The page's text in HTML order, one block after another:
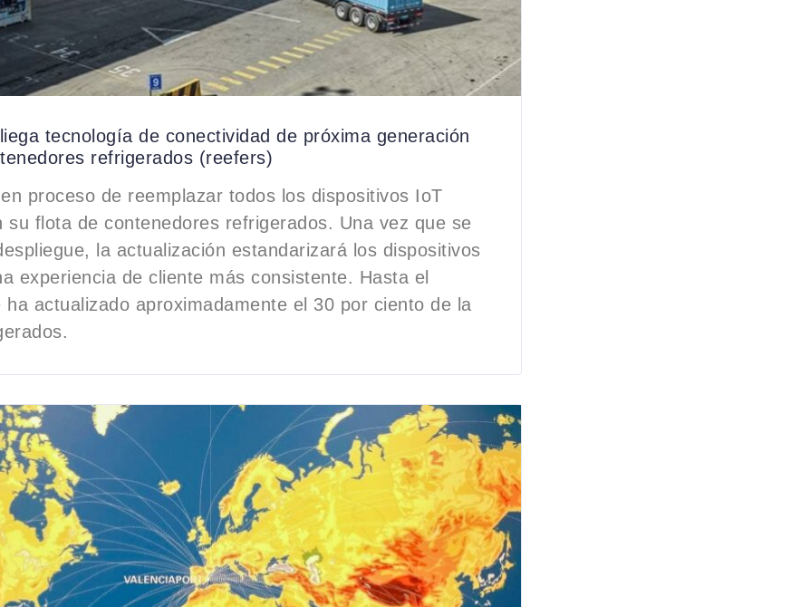
tecnología de conectividad de próxima generación
refrigerados (reefers)
proceso de reemplazar todos los dispositivos IoT
su flota de contenedores refrigerados. Una vez que se
la actualización estandarizará los dispositivos
experiencia de cliente más consistente. Hasta el
ha actualizado aproximadamente el 30 por ciento de la